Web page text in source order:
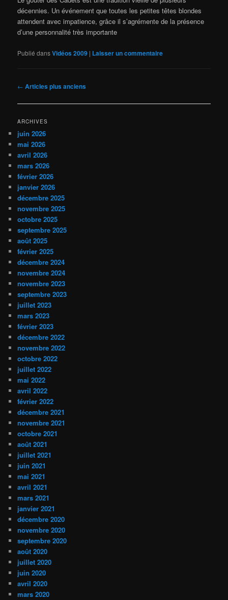
décennies. Un événement que toutes les petites têtes blondes
attendent avec impatience, grâce il s’agrémente de la présence
d’une personnalité très importante
Publié dansVidéos 2009 | Laisser un commentaire
Navigation
articles
← Articles plus anciens
ARCHIVES
juin 2026
mai 2026
avril 2026
mars 2026
février 2026
janvier 2026
décembre 2025
novembre 2025
octobre 2025
septembre 2025
août 2025
février 2025
décembre 2024
novembre 2024
novembre 2023
septembre 2023
juillet 2023
mars 2023
février 2023
décembre 2022
novembre 2022
octobre 2022
juillet 2022
mai 2022
avril 2022
février 2022
décembre 2021
novembre 2021
octobre 2021
août 2021
juillet 2021
juin 2021
mai 2021
avril 2021
mars 2021
janvier 2021
décembre 2020
novembre 2020
septembre 2020
août 2020
juillet 2020
juin 2020
avril 2020
mars 2020